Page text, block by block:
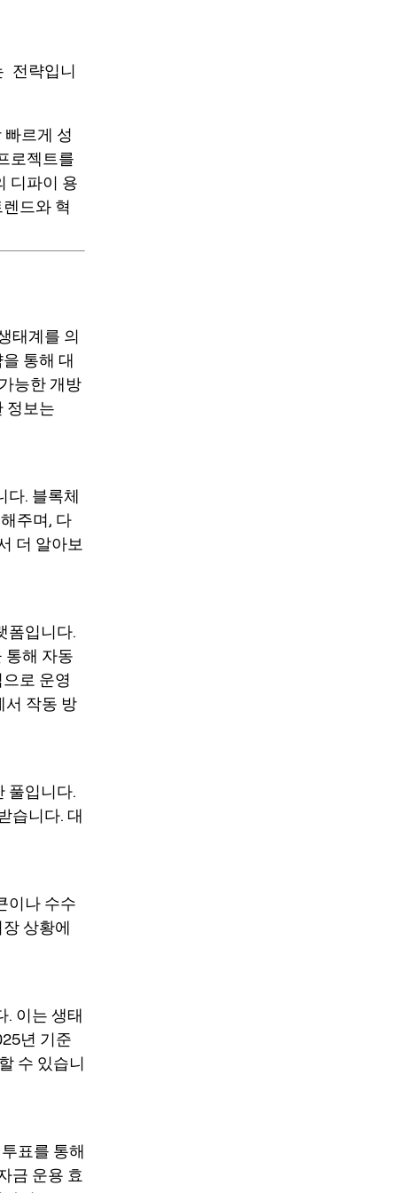
전략입니
르게 성
로젝트를
디파이 용
드와 혁
태계를 의
통해 대
능한 개방
정보는
다. 블록체
주며, 다
더 알아보
폼입니다.
통해 자동
로 운영
서 작동 방
풀입니다.
습니다. 대
이나 수수
상황에
. 이는 생태
년 기준
수 있습니
표를 통해
금 운용 효